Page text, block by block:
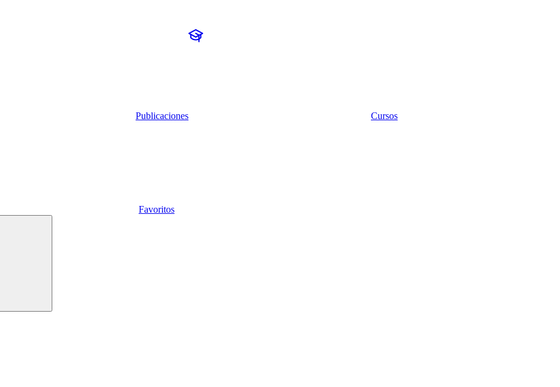
Publicaciones Cursos
Favoritos